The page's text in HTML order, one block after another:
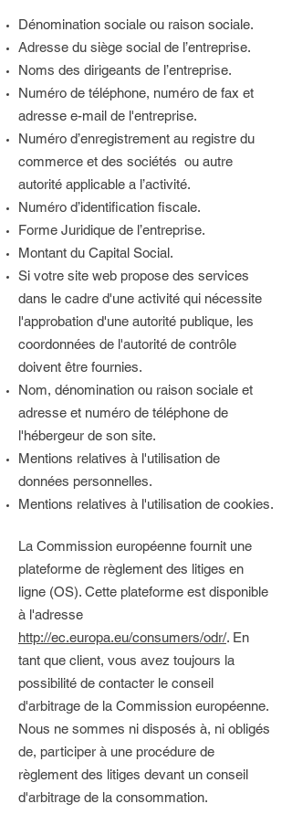
Dénomination sociale ou raison sociale.
Adresse du siège social de l’entreprise.
Noms des dirigeants de l’entreprise.
Numéro de téléphone, numéro de fax et
adresse e-mail de l'entreprise.
Numéro d’enregistrement au registre du
commerce et des sociétés ou autre
autorité applicable a l’activité.
Numéro d’identification fiscale.
Forme Juridique de l’entreprise.
Montant du Capital Social.
Si votre site web propose des services
dans le cadre d'une activité qui nécessite
l'approbation d'une autorité publique, les
coordonnées de l'autorité de contrôle
doivent être fournies. ​​​
Nom, dénomination ou raison sociale et
adresse et numéro de téléphone de
l'hébergeur de son site.
Mentions relatives à l'utilisation de
données personnelles.
Mentions relatives à l'utilisation de cookies.
La Commission européenne fournit une
plateforme de règlement des litiges en
ligne (OS). Cette plateforme est disponible
à l'adresse
http://ec.europa.eu/consumers/odr/. En
tant que client, vous avez toujours la
possibilité de contacter le conseil
d'arbitrage de la Commission européenne.
Nous ne sommes ni disposés à, ni obligés
de, participer à une procédure de
règlement des litiges devant un conseil
d'arbitrage de la consommation.